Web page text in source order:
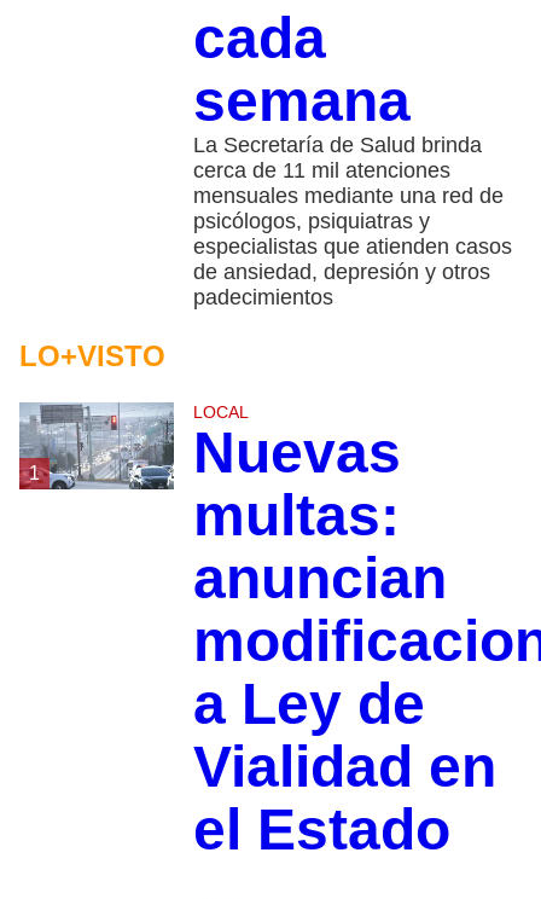
cada
semana
La Secretaría de Salud brinda
cerca de 11 mil atenciones
mensuales mediante una red de
psicólogos, psiquiatras y
especialistas que atienden casos
de ansiedad, depresión y otros
padecimientos
LO+VISTO
1
LOCAL
Nuevas
multas:
anuncian
a Ley de
Vialidad en
el Estado